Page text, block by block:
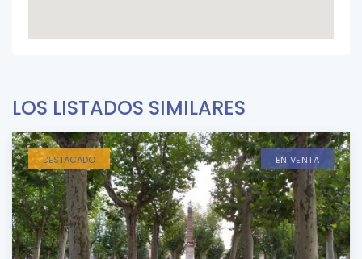
LOS LISTADOS SIMILARES
DESTACADO EN VENTA